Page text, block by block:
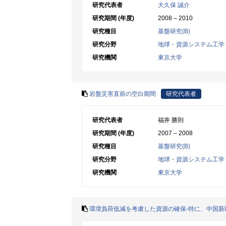
研究代表者
大久保 誠介
研究期間 (年度)
2008 – 2010
研究種目
基盤研究(B)
研究分野
地球・資源システム工学
研究機関
東京大学
岩盤災害直前の空白期間 研究代表者
研究代表者
福井 勝則
研究期間 (年度)
2007 – 2008
研究種目
基盤研究(B)
研究分野
地球・資源システム工学
研究機関
東京大学
環境負荷低減を考慮した資源の確保-特に、中国